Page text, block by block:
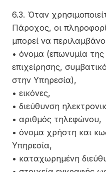
6.3. Όταν
Πάροχος, οι
μπορεί να
• όνομα (επωνυμία της
επιχείρησης,
στην Υπηρεσία),
• εικόνες,
• διεύθυνση
• αριθμός τηλεφώνου,
• όνομα χρήστη και
Υπηρεσία,
• καταχωρημένη